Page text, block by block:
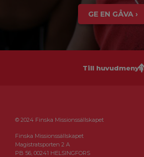
GE EN GÅVA ›
Till huvudmenyn
© 2024 Finska Missionssällskapet
Finska Missionssällskapet
Magistratsporten 2 A
PB 56, 00241 HELSINGFORS